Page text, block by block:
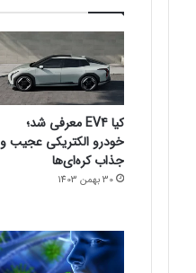
کیا EV4 معرفی شد؛
خودرو الکتریکی عجیب و
جذاب کره‌ای‌ها
30 بهمن 1403